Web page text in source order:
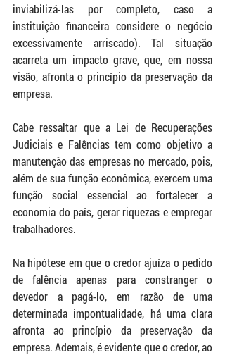
inviabilizá-las por completo, caso a
instituição financeira considere o negócio
excessivamente arriscado). Tal situação
acarreta um impacto grave, que, em nossa
visão, afronta o princípio da preservação da
empresa.
Cabe ressaltar que a Lei de Recuperações
Judiciais e Falências tem como objetivo a
manutenção das empresas no mercado, pois,
além de sua função econômica, exercem uma
função social essencial ao fortalecer a
economia do país, gerar riquezas e empregar
trabalhadores.
Na hipótese em que o credor ajuíza o pedido
de falência apenas para constranger o
devedor a pagá-lo, em razão de uma
determinada impontualidade, há uma clara
afronta ao princípio da preservação da
empresa. Ademais, é evidente que o credor, ao